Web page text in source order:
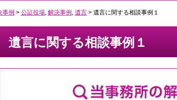
事例 > 公証役場, 解決事例 , 遺言 > 遺言に関する相談事例１
遺言に関する相談事例１